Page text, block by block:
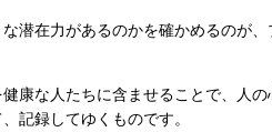
潜在力があるのかを確かめるのが
康な人たちに含ませることで、人
記録してゆくものです。